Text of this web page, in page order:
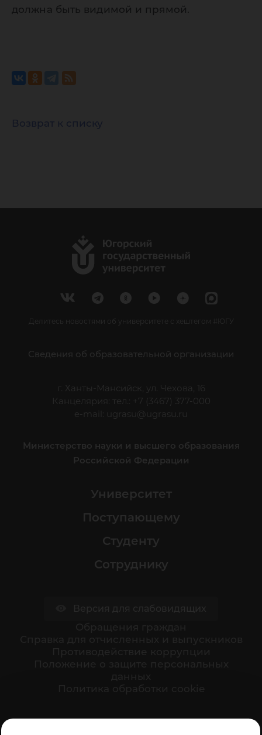
должна быть видимой и прямой.
Возврат к списку
Делитесь новостями об университете с хештегом #ЮГУ
Сведения об образовательной организации
г. Ханты-Мансийск, ул. Чехова, 16
Канцелярия: тел.: +7 (3467) 377-000
e-mail:
ugrasu@ugrasu.ru
Министерство науки и высшего образования
Российской Федерации
Университет
Поступающему
Студенту
Сотруднику